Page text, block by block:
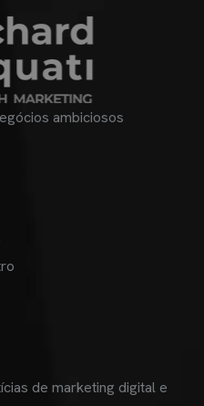
ambiciosos
de marketing digital e